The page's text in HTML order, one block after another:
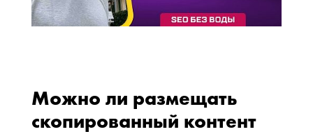
Можно ли размещать
скопированный контент